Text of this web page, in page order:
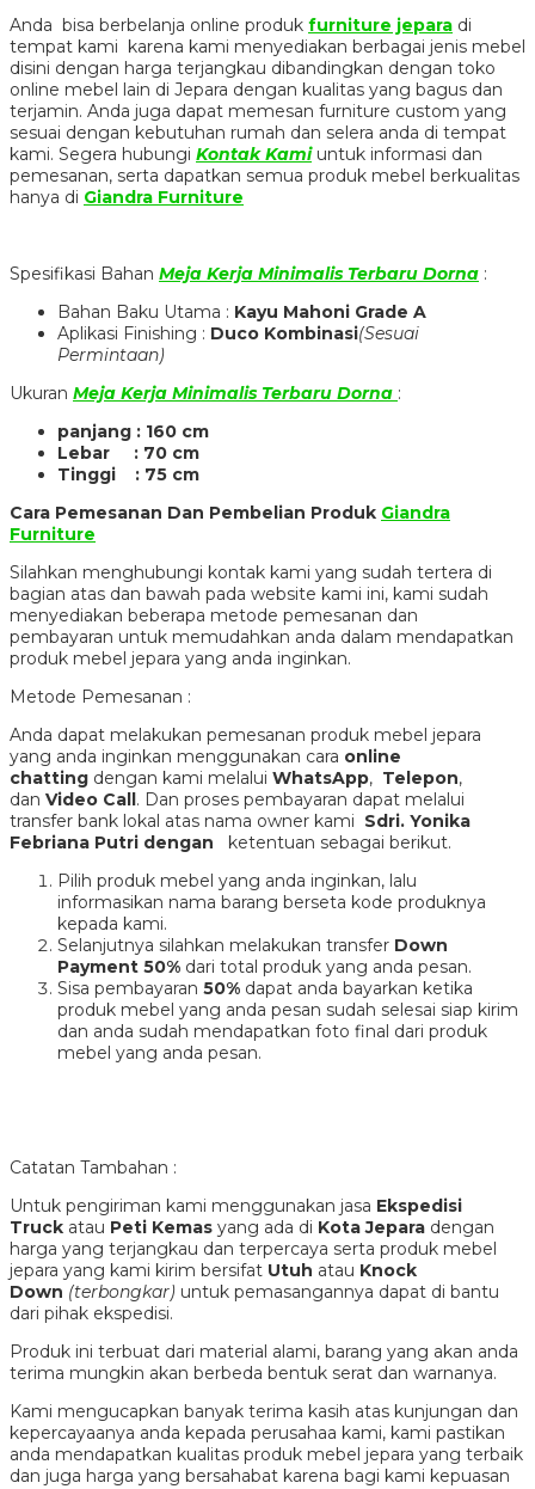
Anda bisa berbelanja online produk furniture jepara di
tempat kami karena kami menyediakan berbagai jenis mebel
disini dengan harga terjangkau dibandingkan dengan toko
online mebel lain di Jepara dengan kualitas yang bagus dan
terjamin. Anda juga dapat memesan furniture custom yang
sesuai dengan kebutuhan rumah dan selera anda di tempat
kami. Segera hubungi Kontak Kamiuntuk informasi dan
pemesanan, serta dapatkan semua produk mebel berkualitas
hanya di Giandra Furniture
Spesifikasi Bahan Meja Kerja Minimalis Terbaru Dorna :
Bahan Baku Utama : Kayu Mahoni Grade A
Aplikasi Finishing : Duco Kombinasi(Sesuai
Permintaan)
Ukuran Meja Kerja Minimalis Terbaru Dorna :
panjang : 160 cm
Lebar : 70 cm
Tinggi : 75 cm
Cara Pemesanan Dan Pembelian Produk Giandra
Furniture
Silahkan menghubungi kontak kami yang sudah tertera di
bagian atas dan bawah pada website kami ini, kami sudah
menyediakan beberapa metode pemesanan dan
pembayaran untuk memudahkan anda dalam mendapatkan
produk mebel jepara yang anda inginkan.
Metode Pemesanan :
Anda dapat melakukan pemesanan produk mebel jepara
yang anda inginkan menggunakan cara online
chatting dengan kami melalui WhatsApp, Telepon,
dan Video Call. Dan proses pembayaran dapat melalui
transfer bank lokal atas nama owner kami Sdri. Yonika
Febriana Putri dengan ketentuan sebagai berikut.
Pilih produk mebel yang anda inginkan, lalu
informasikan nama barang berseta kode produknya
kepada kami.
Selanjutnya silahkan melakukan transfer Down
Payment 50% dari total produk yang anda pesan.
Sisa pembayaran 50% dapat anda bayarkan ketika
produk mebel yang anda pesan sudah selesai siap kirim
dan anda sudah mendapatkan foto final dari produk
mebel yang anda pesan.
Catatan Tambahan :
Untuk pengiriman kami menggunakan jasa Ekspedisi
Truck atau Peti Kemas yang ada di Kota Jepara dengan
harga yang terjangkau dan terpercaya serta produk mebel
jepara yang kami kirim bersifat Utuh atau Knock
Down (terbongkar) untuk pemasangannya dapat di bantu
dari pihak ekspedisi.
Produk ini terbuat dari material alami, barang yang akan anda
terima mungkin akan berbeda bentuk serat dan warnanya.
Kami mengucapkan banyak terima kasih atas kunjungan dan
kepercayaanya anda kepada perusahaa kami, kami pastikan
anda mendapatkan kualitas produk mebel jepara yang terbaik
dan juga harga yang bersahabat karena bagi kami kepuasan